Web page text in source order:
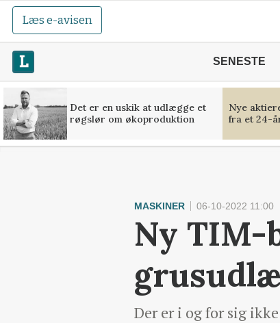
Læs e-avisen
SENESTE
Det er en uskik at udlægge et
røgslør om økoproduktion
Nye
fra et 24-
MASKINER 06-10-2022 11:00
Ny TIM-
Der er i og for sig